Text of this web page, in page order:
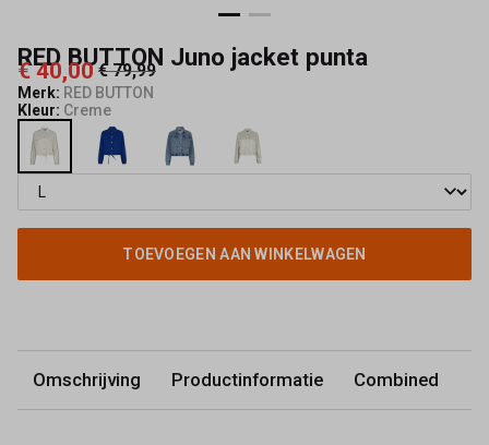
RED BUTTON Juno jacket punta
€ 40,00 € 79,99
Merk: RED BUTTON
Kleur: Creme
TOEVOEGEN AAN WINKELWAGEN
Omschrijving Productinformatie Combined